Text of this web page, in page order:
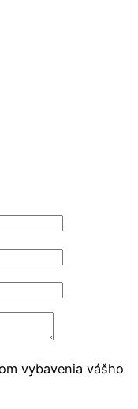
vybavenia vášho